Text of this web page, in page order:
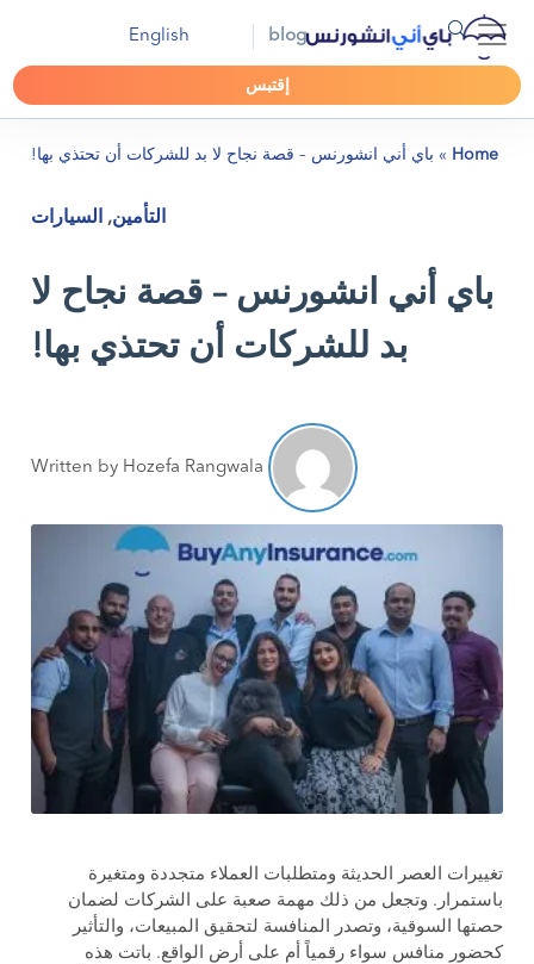
blog
English
إقتبس
Home
» باي أني انشورنس – قصة نجاح لا بد للشركات أن تحتذي بها!
التأمين, السيارات
باي أني انشورنس – قصة نجاح لا
بد للشركات أن تحتذي بها!
Written by Hozefa Rangwala
تغييرات العصر الحديثة ومتطلبات العملاء متجددة ومتغيرة
باستمرار. وتجعل من ذلك مهمة صعبة على الشركات لضمان
حصتها السوقية، وتصدر المنافسة لتحقيق المبيعات، والتأثير
كحضور منافس سواء رقمياً أم على أرض الواقع. باتت هذه